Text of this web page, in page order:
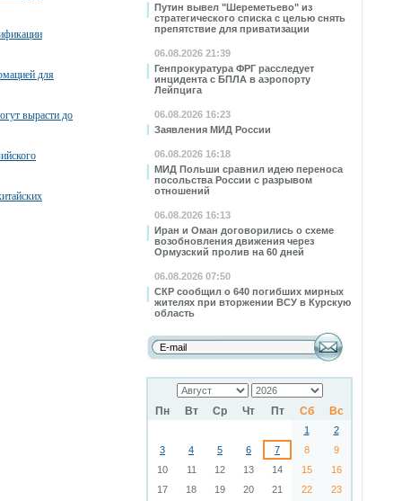
Путин вывел "Шереметьево" из
стратегического списка с целью снять
препятствие для приватизации
06.08.2026 21:39
Генпрокуратура ФРГ расследует
инцидента с БПЛА в аэропорту
Лейпцига
06.08.2026 16:23
Заявления МИД России
06.08.2026 16:18
МИД Польши сравнил идею переноса
посольства России с разрывом
отношений
06.08.2026 16:13
Иран и Оман договорились о схеме
возобновления движения через
Ормузский пролив на 60 дней
06.08.2026 07:50
СКР сообщил о 640 погибших мирных
жителях при вторжении ВСУ в Курскую
область
Пн Вт Ср Чт Пт Сб Вс
1
2
3
4 5 6 7 8
9
10
11 12 13 14 15
16
17
18 19 20 21 22
23
для
вырасти до